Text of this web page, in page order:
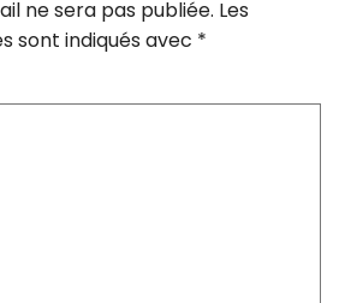
ne sera pas publiée. Les
sont indiqués avec *